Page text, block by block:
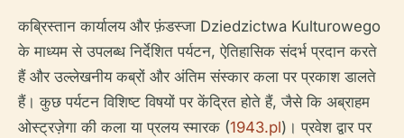
कब्रिस्तान कार्यालय और फ़ंडस्जा Dziedzictwa Kulturowego
के माध्यम से उपलब्ध निर्देशित पर्यटन, ऐतिहासिक संदर्भ प्रदान करते
हैं और उल्लेखनीय कब्रों और अंतिम संस्कार कला पर प्रकाश डालते
हैं। कुछ पर्यटन विशिष्ट विषयों पर केंद्रित होते हैं, जैसे कि अब्राहम
ओस्ट्रज़ेगा की कला या प्रलय स्मारक (1943.pl)। प्रवेश द्वार पर